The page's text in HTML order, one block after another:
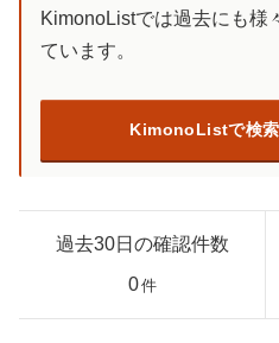
KimonoListでは過去にも様
ています。
KimonoListで検索
過去30日の確認件数
0件